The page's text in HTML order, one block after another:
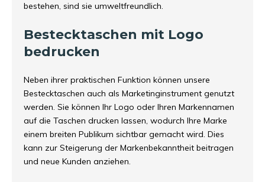
bestehen, sind sie umweltfreundlich.
Bestecktaschen mit Logo
bedrucken
Neben ihrer praktischen Funktion können unsere
Bestecktaschen auch als Marketinginstrument genutzt
werden. Sie können Ihr Logo oder Ihren Markennamen
auf die Taschen drucken lassen, wodurch Ihre Marke
einem breiten Publikum sichtbar gemacht wird. Dies
kann zur Steigerung der Markenbekanntheit beitragen
und neue Kunden anziehen.